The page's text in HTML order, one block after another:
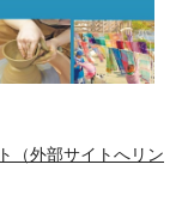
（外部サイトへリン